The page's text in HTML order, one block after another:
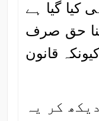
کیا گیا ہے
حق صرف
قانون
کر یہ